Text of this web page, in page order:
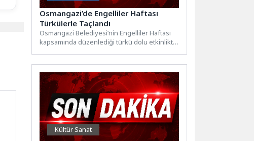
Osmangazi’de Engelliler Haftası
Türkülerle Taçlandı
Osmangazi Belediyesi’nin Engelliler Haftası
kapsamında düzenlediği türkü dolu etkinlikte,
Kültür Sanat